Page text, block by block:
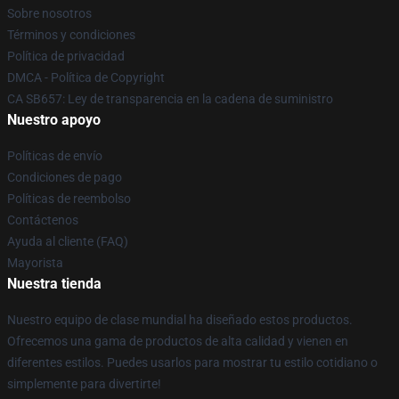
Sobre nosotros
Términos y condiciones
Política de privacidad
DMCA - Política de Copyright
CA SB657: Ley de transparencia en la cadena de suministro
Nuestro apoyo
Políticas de envío
Condiciones de pago
Políticas de reembolso
Contáctenos
Ayuda al cliente (FAQ)
Mayorista
Nuestra tienda
Nuestro equipo de clase mundial ha diseñado estos productos.
Ofrecemos una gama de productos de alta calidad y vienen en
diferentes estilos. Puedes usarlos para mostrar tu estilo cotidiano o
simplemente para divertirte!